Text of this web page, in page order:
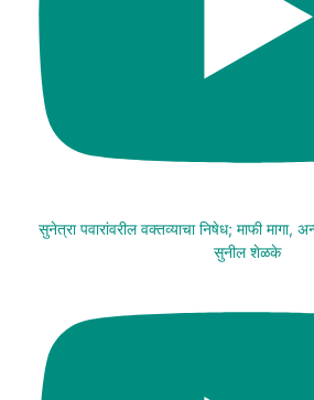
सुनेत्रा पवारांवरील वक्तव्याचा निषेध; माफी
सुनील शेळके